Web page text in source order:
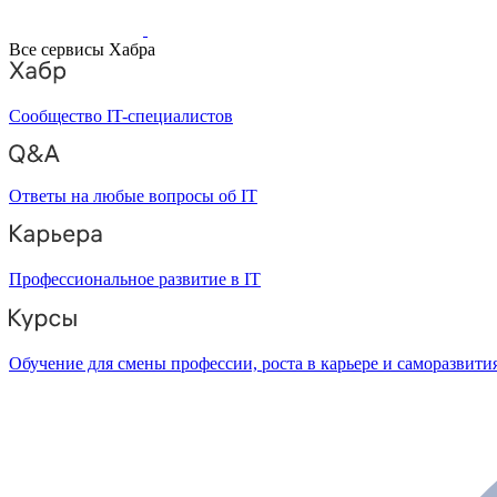
Все сервисы Хабра
Сообщество IT-специалистов
Ответы на любые вопросы об IT
Профессиональное развитие в IT
Обучение для смены профессии, роста в карьере и